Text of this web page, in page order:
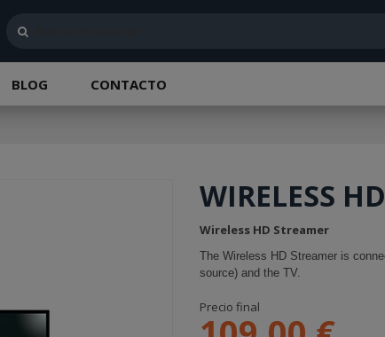
BLOG CONTACTO
WIRELESS
Wireless HD Streamer
The Wireless HD Streamer is
source) and the TV.
Precio final